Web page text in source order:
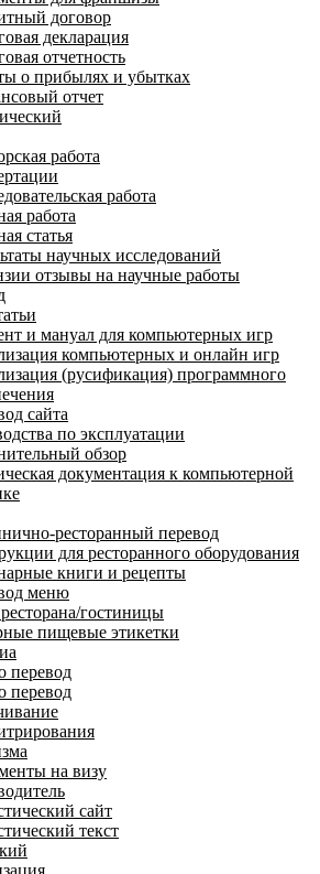
договор
декларация
отчетность
о прибылях и убытках
отчет
работа
работа
работа
статья
научных исследований
отзывы на научные работы
и мануал для компьютерных игр
компьютерных и онлайн игр
(русификация) программного
сайта
по эксплуатации
обзор
документация к компьютерной
ресторанный перевод
для ресторанного оборудования
книги и рецепты
меню
гостиницы
пищевые этикетки
перевод
перевод
на визу
сайт
текст